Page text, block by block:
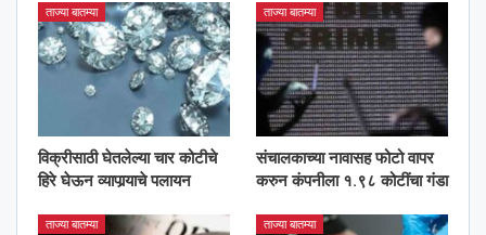
ताज्या बातम्या
विक्रीसाठी घेतलेल्या चार कोटीचे
हिरे घेऊन व्यापार्‍याचे पलायन
ताज्या बातम्या
संचालकाच्या नावासह फोटो वापर
करुन कंपनीला १.९८ कोटींचा गंडा
ताज्या बातम्या ताज्या बातम्या